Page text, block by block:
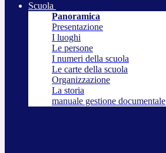
Scuola
Panoramica
Presentazione
I luoghi
Le persone
I numeri della scuola
Le carte della scuola
Organizzazione
La storia
manuale gestione documentale